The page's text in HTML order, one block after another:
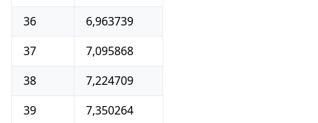
36
6,963739
37
7,095868
38
7,224709
39
7,350264